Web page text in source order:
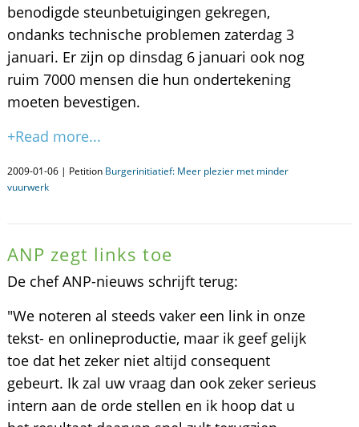
benodigde steunbetuigingen gekregen,
ondanks technische problemen zaterdag 3
januari. Er zijn op dinsdag 6 januari ook nog
ruim 7000 mensen die hun ondertekening
moeten bevestigen.
+Read more...
2009-01-06 | Petition Burgerinitiatief: Meer plezier met minder
vuurwerk
ANP zegt links toe
De chef ANP-nieuws schrijft terug:
"We noteren al steeds vaker een link in onze
tekst- en onlineproductie, maar ik geef gelijk
toe dat het zeker niet altijd consequent
gebeurt. Ik zal uw vraag dan ook zeker serieus
intern aan de orde stellen en ik hoop dat u